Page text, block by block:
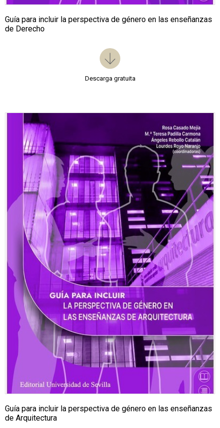
Guía para incluir la perspectiva de género en las enseñanzas
de Derecho
Descarga gratuita
Guía para incluir la perspectiva de género en las enseñanzas
de Arquitectura